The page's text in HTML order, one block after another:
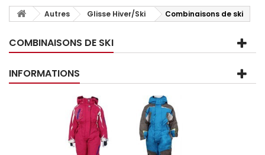
Autres Glisse Hiver/Ski Combinaisons de ski
COMBINAISONS DE SKI
INFORMATIONS